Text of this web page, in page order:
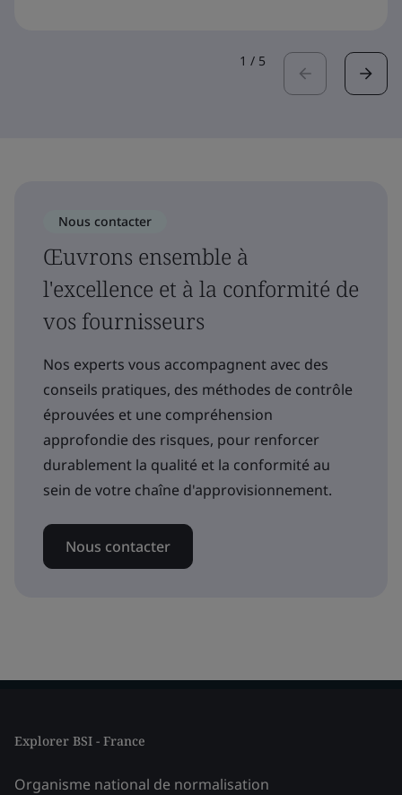
1 / 5
Nous contacter
Œuvrons ensemble à
l'excellence et à la conformité de
vos fournisseurs
Nos experts vous accompagnent avec des
conseils pratiques, des méthodes de contrôle
éprouvées et une compréhension
approfondie des risques, pour renforcer
durablement la qualité et la conformité au
sein de votre chaîne d'approvisionnement.
Nous contacter
Explorer BSI - France
Organisme national de normalisation